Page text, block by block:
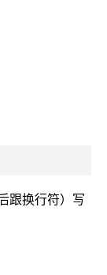
跟换行符）写